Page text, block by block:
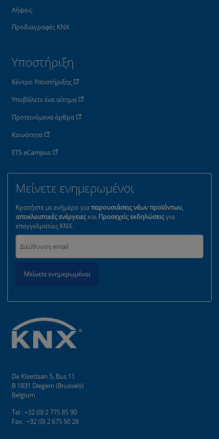
Λήψεις
Προδιαγραφές KNX
Υποστήριξη
Κέντρο Υποστήριξης
Υποβάλετε ένα αίτημα
Προτεινόμενα άρθρα
Κοινότητα
ETS eCampus
Μείνετε ενημερωμένοι
Κρατήστε με ενήμερο γιαπαρουσιάσεις νέων προϊόντων,
αποκλειστικές ενέργειεςκαι Προσεχείς εκδηλώσειςγια
επαγγελματίες KNX.
Μείνετε ενημερωμένοι
De Kleetlaan 5, Bus 11
B 1831 Diegem (Brussels)
Belgium
Tel.: +32 (0) 2 775 85 90
Fax.: +32 (0) 2 675 50 28